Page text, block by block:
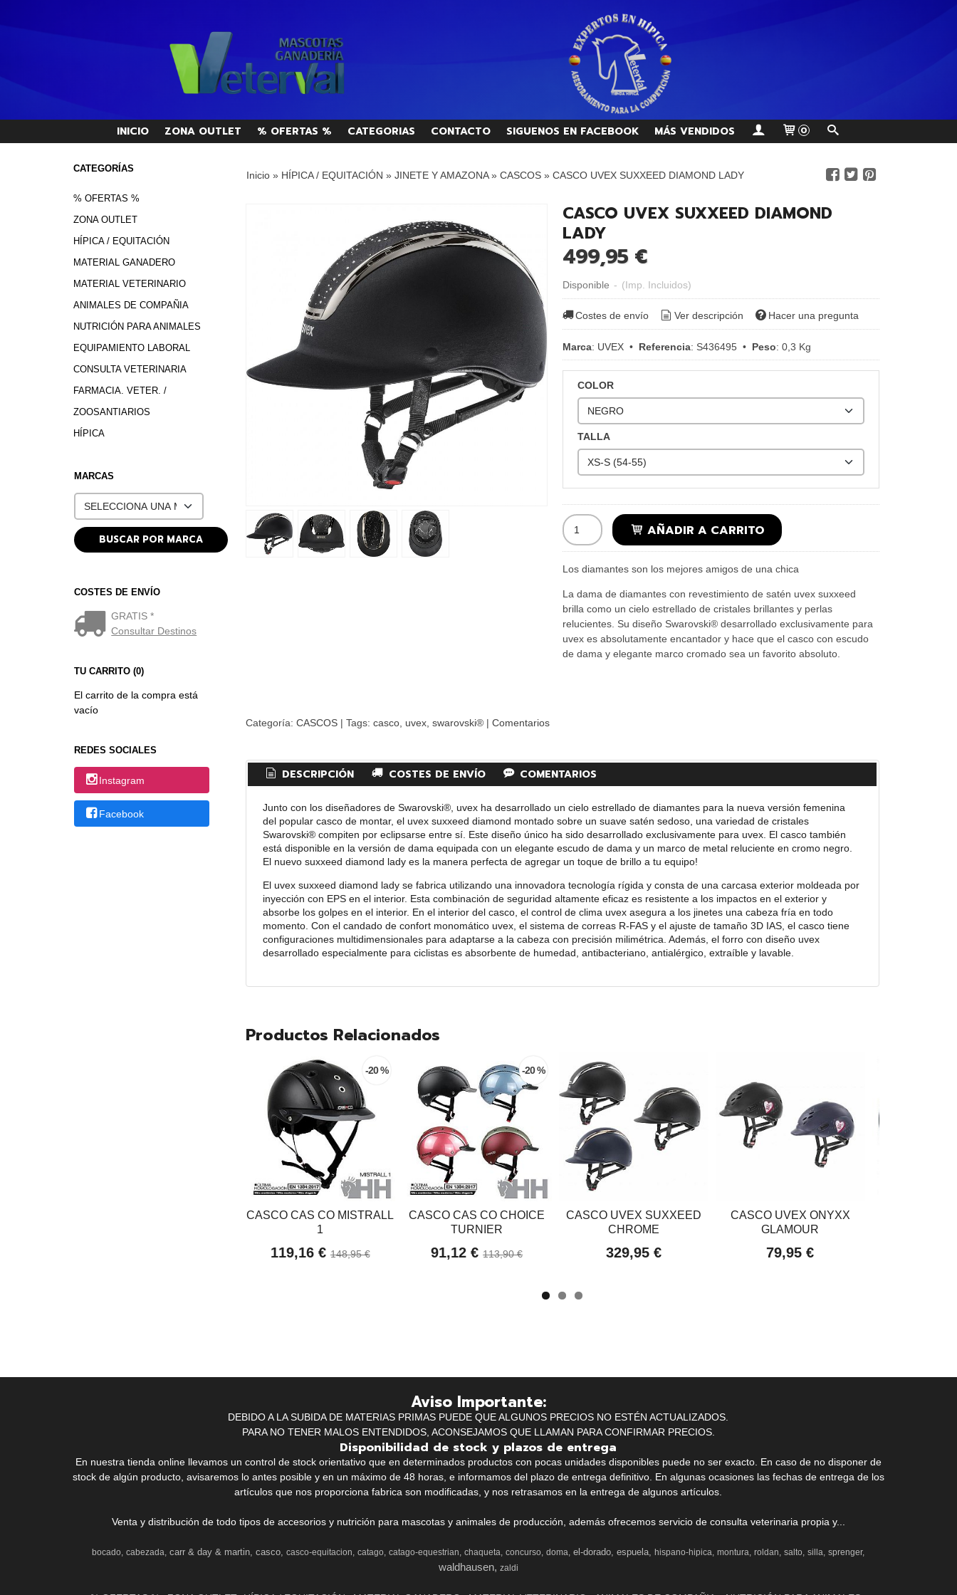
INICIO ZONA OUTLET % OFERTAS % CATEGORIAS CONTACTO SIGUENOS EN FACEBOOK MÁS VENDIDOS 0
CATEGORÍAS
% OFERTAS %
ZONA OUTLET
HÍPICA / EQUITACIÓN
MATERIAL GANADERO
MATERIAL VETERINARIO
ANIMALES DE COMPAÑIA
NUTRICIÓN PARA ANIMALES
EQUIPAMIENTO LABORAL
CONSULTA VETERINARIA
FARMACIA. VETER. /
ZOOSANTIARIOS
HÍPICA
MARCAS
COSTES DE ENVÍO
GRATIS *
Consultar Destinos
TU CARRITO (0)
El carrito de la compra está
vacío
REDES SOCIALES
Instagram
Facebook
Inicio» HÍPICA / EQUITACIÓN » JINETE Y AMAZONA» CASCOS» CASCO UVEX SUXXEED DIAMOND LADY
CASCO UVEX SUXXEED DIAMOND
LADY
499,95 €
Disponible - (Imp. Incluidos)
Costes de envío Ver descripción Hacer una pregunta
Marca: UVEX• Referencia: S436495• Peso: 0,3 Kg
COLOR
TALLA
AÑADIR A CARRITO
Los diamantes son los mejores amigos de una chica
La dama de diamantes con revestimiento de satén uvex suxxeed
brilla como un cielo estrellado de cristales brillantes y perlas
relucientes. Su diseño Swarovski® desarrollado exclusivamente para
uvex es absolutamente encantador y hace que el casco con escudo
de dama y elegante marco cromado sea un favorito absoluto.
Categoría: CASCOS| Tags: casco uvex swarovski® | Comentarios
DESCRIPCIÓN COSTES DE ENVÍO COMENTARIOS
Junto con los diseñadores de Swarovski®, uvex ha desarrollado un cielo estrellado de diamantes para la nueva versión femenina
del popular casco de montar, el uvex suxxeed diamond montado sobre un suave satén sedoso, una variedad de cristales
Swarovski® compiten por eclipsarse entre sí. Este diseño único ha sido desarrollado exclusivamente para uvex. El casco también
está disponible en la versión de dama equipada con un elegante escudo de dama y un marco de metal reluciente en cromo negro.
El nuevo suxxeed diamond lady es la manera perfecta de agregar un toque de brillo a tu equipo!
El uvex suxxeed diamond lady se fabrica utilizando una innovadora tecnología rígida y consta de una carcasa exterior moldeada por
inyección con EPS en el interior. Esta combinación de seguridad altamente eficaz es resistente a los impactos en el exterior y
absorbe los golpes en el interior. En el interior del casco, el control de clima uvex asegura a los jinetes una cabeza fría en todo
momento. Con el candado de confort monomático uvex, el sistema de correas R-FAS y el ajuste de tamaño 3D IAS, el casco tiene
configuraciones multidimensionales para adaptarse a la cabeza con precisión milimétrica. Además, el forro con diseño uvex
desarrollado especialmente para ciclistas es absorbente de humedad, antibacteriano, antialérgico, extraíble y lavable.
Productos Relacionados
-20 %
CASCO CAS CO MISTRALL
1
119,16 € 148,95 €
-20 %
CASCO CAS CO CHOICE
TURNIER
91,12 €113,90 €
CASCO UVEX SUXXEED
CHROME
329,95 €
CASCO UVEX ONYXX
GLAMOUR
79,95 €
Aviso Importante:
DEBIDO A LA SUBIDA DE MATERIAS PRIMAS PUEDE QUE ALGUNOS PRECIOS NO ESTÉN ACTUALIZADOS.
PARA NO TENER MALOS ENTENDIDOS, ACONSEJAMOS QUE LLAMAN PARA CONFIRMAR PRECIOS.
Disponibilidad de stock y plazos de entrega
En nuestra tienda online llevamos un control de stock orientativo que en determinados productos con pocas unidades disponibles puede no ser exacto. En caso de no disponer de
stock de algún producto, avisaremos lo antes posible y en un máximo de 48 horas, e informamos del plazo de entrega definitivo. En algunas ocasiones las fechas de entrega de los
artículos que nos proporciona fabrica son modificadas, y nos retrasamos en la entrega de algunos artículos.
Venta y distribución de todo tipos de accesorios y nutrición para mascotas y animales de producción, además ofrecemos servicio de consulta veterinaria propia y...
bocado cabezada carr & day & martin casco casco-equitacion catago catago-equestrian chaqueta concurso doma el-dorado espuela hispano-hipica montura roldan salto silla sprenger
waldhausen zaldi